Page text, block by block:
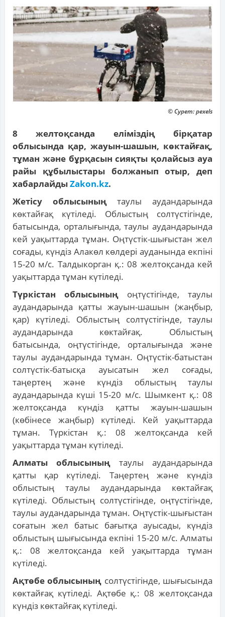
© Сурет: pexels
8 желтоқсанда еліміздің бірқатар
облысында қар, жауын-шашын, көктайғақ,
тұман және бұрқасын сияқты қолайсыз ауа
райы құбылыстары болжанып отыр, деп
хабарлайдыZakon.kz.
Жетісу облысыныңтаулы аудандарында
көктайғақ күтіледі. Облыстың солтүстігінде,
батысында, орталығында, таулы аудандарында
кей уақыттарда тұман. Оңтүстік-шығыстан жел
соғады, күндіз Алакөл көлдері ауданында екпіні
15-20 м/с. Талдыкорган қ.: 08 желтоқсанда кей
уақыттарда тұман күтіледі.
Түркістан облысының оңтүстігінде, таулы
аудандарында қатты жауын-шашын (жаңбыр,
қар) күтіледі. Облыстың солтүстігінде, таулы
аудандарында көктайғақ. Облыстың
батысында, оңтүстігінде, орталығында және
таулы аудандарында тұман. Оңтүстік-батыстан
солтүстік-батысқа ауысатын жел соғады,
таңертең және күндіз облыстың таулы
аудандарында күші 15-20 м/с. Шымкент қ.: 08
желтоқсанда күндіз қатты жауын-шашын
(көбінесе жаңбыр) күтіледі. Кей уақыттарда
тұман. Түркістан қ.: 08 желтоқсанда кей
уақыттарда тұман күтіледі.
Алматы облысының таулы аудандарында
қатты қар күтіледі. Таңертең және күндіз
облыстың таулы аудандарында көктайғақ
күтіледі. Облыстың солтүстігінде, оңтүстігінде,
таулы аудандарында тұман. Оңтүстік-шығыстан
соғатын жел батыс бағытқа ауысады, күндіз
облыстың шығысында екпіні 15-20 м/с. Алматы
қ.: 08 желтоқсанда кей уақыттарда тұман
күтіледі.
Ақтөбе облысының солтүстігінде, шығысында
көктайғақ күтіледі. Ақтөбе қ.: 08 желтоқсанда
күндіз көктайғақ күтіледі.